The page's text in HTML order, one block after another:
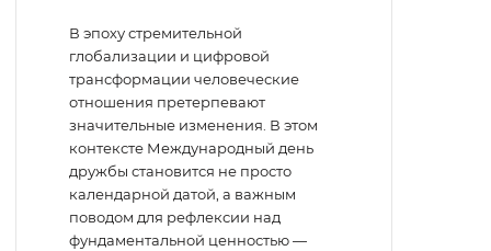
В эпоху стремительной
глобализации и цифровой
трансформации человеческие
отношения претерпевают
значительные изменения. В этом
контексте Международный день
дружбы становится не просто
календарной датой, а важным
поводом для рефлексии над
фундаментальной ценностью —